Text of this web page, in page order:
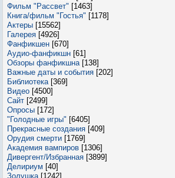
Фильм "Рассвет" [1463]
Книга/фильм "Гостья" [1178]
Актеры [15562]
Галерея [4926]
Фанфикшен [670]
Аудио-фанфикшн [61]
Обзоры фанфикшна [138]
Важные даты и события [202]
Библиотека [369]
Видео [4500]
Сайт [2499]
Опросы [172]
"Голодные игры" [6405]
Прекрасные создания [409]
Орудия смерти [1769]
Академия вампиров [1306]
Дивергент/Избранная [3899]
Делириум [40]
Золушка [1242]